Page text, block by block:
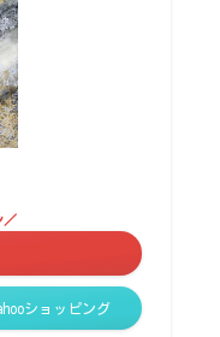
／
ショッピング